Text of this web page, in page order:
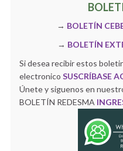
→ BOLETÍN
→ BOLETÍN
Si desea recibir estos
electronico SUSCRÍBASE
Únete y siguenos en
BOLETÍN REDESMA